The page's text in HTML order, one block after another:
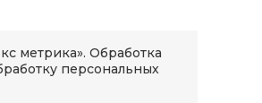
метрика». Обработка
персональных